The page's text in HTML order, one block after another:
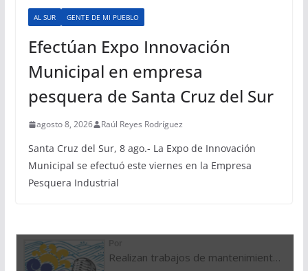
AL SUR GENTE DE MI PUEBLO
Efectúan Expo Innovación
Municipal en empresa
pesquera de Santa Cruz del Sur
agosto 8, 2026 Raúl Reyes Rodríguez
Santa Cruz del Sur, 8 ago.- La Expo de Innovación
Municipal se efectuó este viernes en la Empresa
Pesquera Industrial